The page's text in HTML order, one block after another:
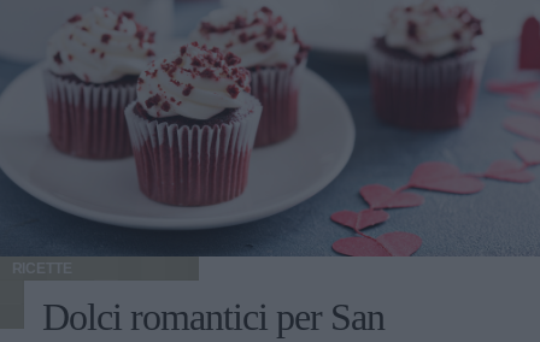
RICETTE
Dolci romantici per San